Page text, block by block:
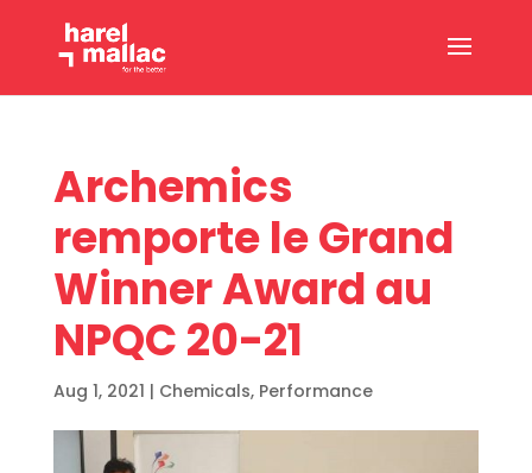
Archemics
remporte le Grand
Winner Award au
NPQC 20-21
Aug 1, 2021 | Chemicals, Performance